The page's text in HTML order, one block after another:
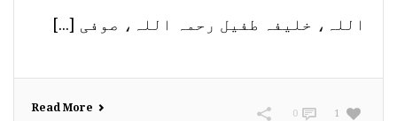
اللہ، خلیفہ طفیل رحمہ اللہ، صوفی [...]
Read More 1
0